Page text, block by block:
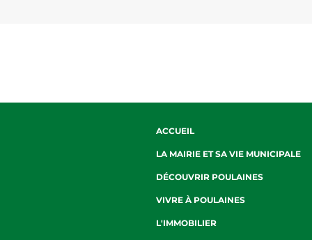
ACCUEIL
LA MAIRIE ET SA VIE MUNICIPALE
DÉCOUVRIR POULAINES
VIVRE À POULAINES
L'IMMOBILIER